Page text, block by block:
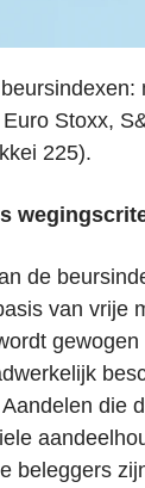
Stoxx,
225).
de
van vrije
die
beleggers